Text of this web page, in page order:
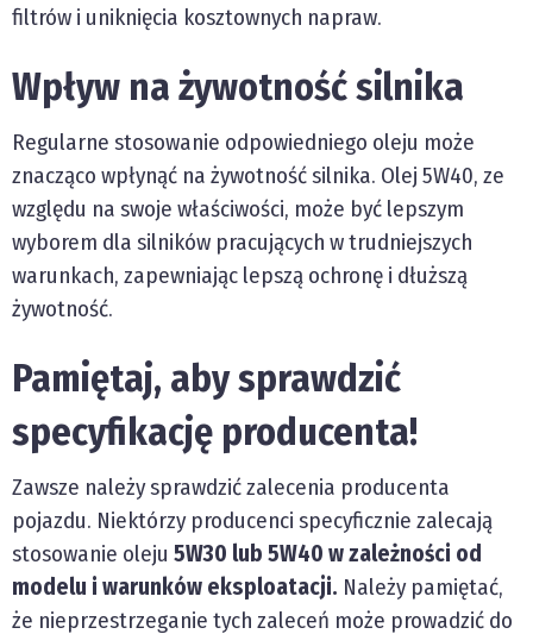
filtrów i uniknięcia kosztownych napraw.
Wpływ na żywotność silnika
Regularne stosowanie odpowiedniego oleju może
znacząco wpłynąć na żywotność silnika. Olej 5W40, ze
względu na swoje właściwości, może być lepszym
wyborem dla silników pracujących w trudniejszych
warunkach, zapewniając lepszą ochronę i dłuższą
żywotność.
Pamiętaj, aby sprawdzić
specyfikację producenta!
Zawsze należy sprawdzić zalecenia producenta
pojazdu. Niektórzy producenci specyficznie zalecają
stosowanie oleju 5W30 lub 5W40 w zależności od
modelu i warunków eksploatacji. Należy pamiętać,
że nieprzestrzeganie tych zaleceń może prowadzić do